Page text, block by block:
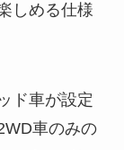
しめる仕様
ド車が設定
車のみの